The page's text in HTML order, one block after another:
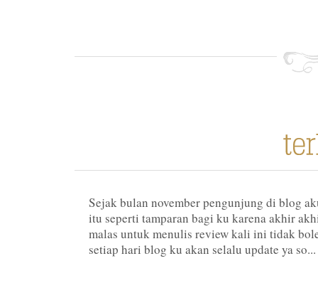
Sejak bulan november pengunjung di blog
itu seperti tamparan bagi ku karena akhir
malas untuk menulis review kali ini tidak
setiap hari blog ku akan selalu update ya so...